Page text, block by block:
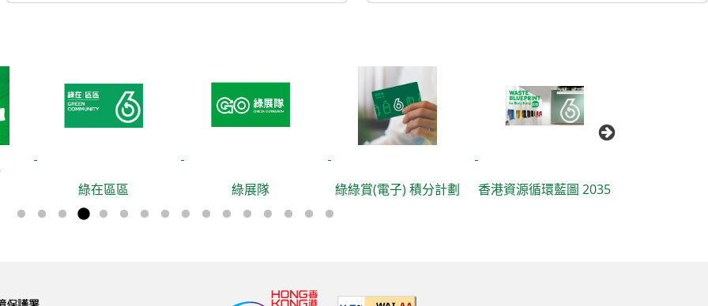
綠在區區 綠綠賞(電子) 積分計劃 香港資源循環藍圖 2035
包裝的小貼士